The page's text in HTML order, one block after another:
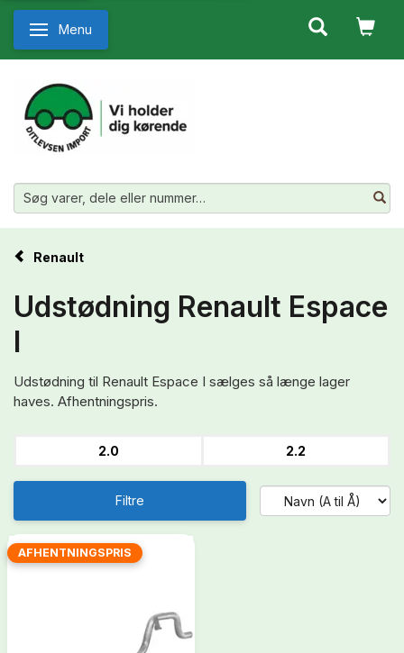
Skifte navigation
Menu
Renault
Udstødning Renault Espace
I
Udstødning til Renault Espace I sælges så længe lager
haves. Afhentningspris.
2.0 2.2
Filtre
AFHENTNINGSPRIS